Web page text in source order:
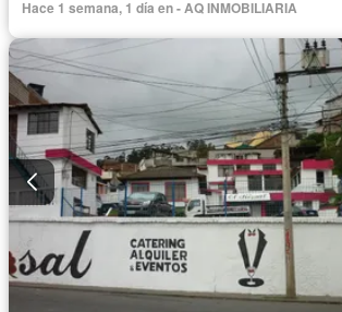
Garita de guardianía
Seguridad Sin
Hace 1 semana, 1 día en - AQ INMOBILIARIA